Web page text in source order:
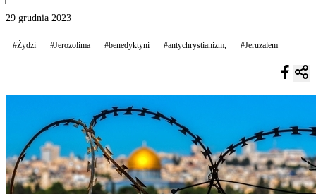
29 grudnia 2023
#Żydzi #Jerozolima #benedyktyni #antychrystianizm, #Jeruzalem